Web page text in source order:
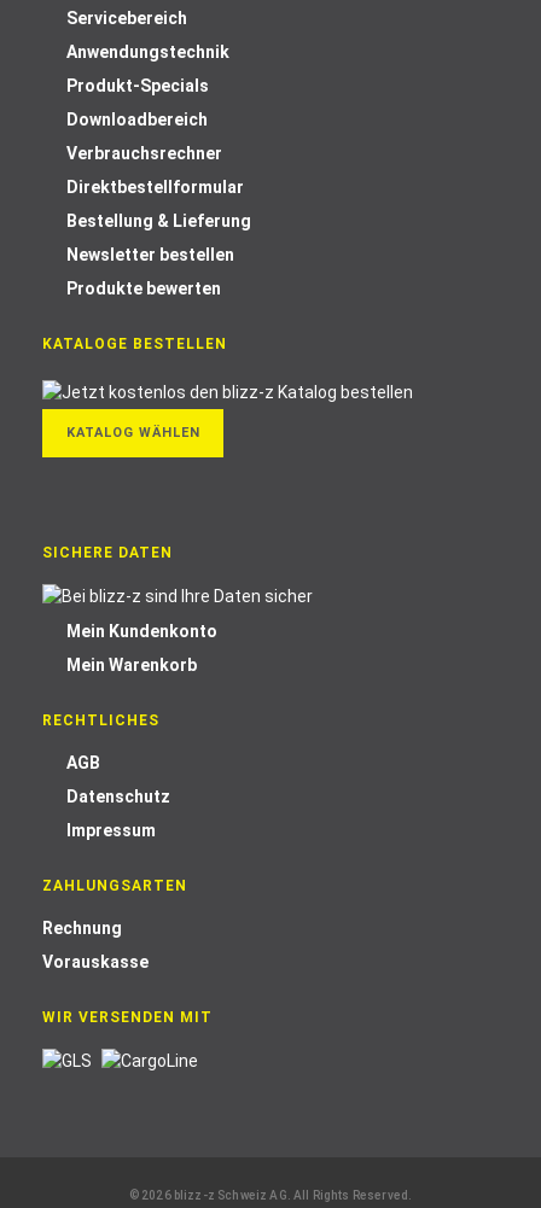
Servicebereich
Anwendungstechnik
Produkt-Specials
Downloadbereich
Verbrauchsrechner
Direktbestellformular
Bestellung & Lieferung
Newsletter bestellen
Produkte bewerten
KATALOGE BESTELLEN
KATALOG WÄHLEN
SICHERE DATEN
Mein Kundenkonto
Mein Warenkorb
RECHTLICHES
AGB
Datenschutz
Impressum
ZAHLUNGSARTEN
Rechnung
Vorauskasse
WIR VERSENDEN MIT
© 2026 blizz-z Schweiz AG. All Rights Reserved.